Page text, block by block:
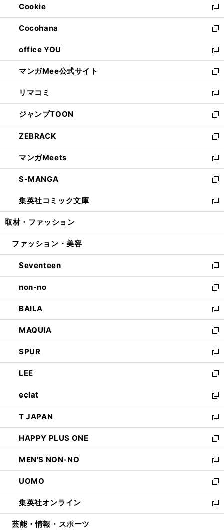
く
で
開
く
ド
ウ
で
開
く
ィ
ン
ド
ウ
で
開
く
Cookie
新
し
い
ウ
ィ
ン
ド
ウ
で
開
く
Cocohana
新
し
い
ウ
ィ
ン
ド
ウ
で
開
く
office YOU
新
し
い
ウ
ィ
ン
ド
ウ
で
開
く
マンガMee公式サイト
新
し
い
ウ
ィ
ン
ド
ウ
で
開
く
リマコミ
新
し
い
ウ
ィ
ン
ド
ウ
で
開
く
ジャンプTOON
新
し
い
ウ
ィ
ン
ド
ウ
で
開
ZEBRACK
新
し
い
ウ
ィ
ン
ド
ウ
開
マンガMeets
新
し
い
ウ
ィ
ン
ウ
開
く
S-MANGA
新
し
い
ウ
ン
ウ
で
開
く
集英社コミック文庫
新
し
ウ
ン
ド
ウ
で
開
く
取材・ファッション
ファッション・美容
Seventeen
新
し
い
ウ
ィ
ン
ド
ウ
で
開
く
non-no
新
し
い
ウ
ィ
ン
ド
ウ
で
開
く
BAILA
新
し
い
ウ
ィ
ン
ド
ウ
で
開
く
MAQUIA
新
し
い
ウ
ィ
ン
ド
ウ
で
開
く
SPUR
新
し
い
ウ
ィ
ン
ド
ウ
で
開
く
LEE
新
し
い
ウ
ィ
ン
ド
ウ
で
開
く
eclat
新
し
い
ウ
ィ
ン
ド
ウ
で
開
く
T JAPAN
新
し
い
ウ
ィ
ン
ド
ウ
で
開
HAPPY PLUS ONE
新
し
い
ウ
ィ
ン
ド
ウ
MEN'S NON-NO
新
し
い
ウ
ィ
ン
UOMO
新
し
い
ウ
集英社オンライン
新
し
芸能・情報・スポーツ